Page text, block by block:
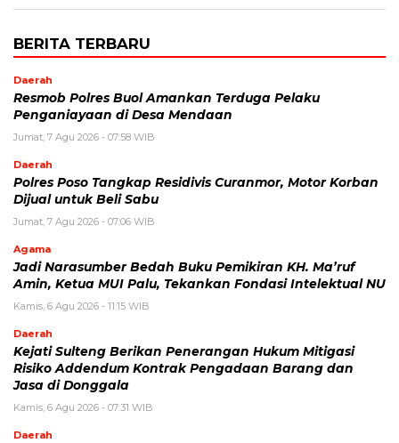
BERITA TERBARU
Daerah
Resmob Polres Buol Amankan Terduga Pelaku
Penganiayaan di Desa Mendaan
Jumat, 7 Agu 2026 - 07:58 WIB
Daerah
Polres Poso Tangkap Residivis Curanmor, Motor Korban
Dijual untuk Beli Sabu
Jumat, 7 Agu 2026 - 07:06 WIB
Agama
Jadi Narasumber Bedah Buku Pemikiran KH. Ma’ruf
Amin, Ketua MUI Palu, Tekankan Fondasi Intelektual NU
Kamis, 6 Agu 2026 - 11:15 WIB
Daerah
Kejati Sulteng Berikan Penerangan Hukum Mitigasi
Risiko Addendum Kontrak Pengadaan Barang dan
Jasa di Donggala
Kamis, 6 Agu 2026 - 07:31 WIB
Daerah